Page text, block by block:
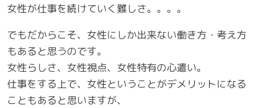
女性が仕事を続けていく難しさ。。。。
でもだからこそ、女性にしか出来ない働き方・考え方
もあると思うのです。
女性らしさ、女性視点、女性特有の心遣い。
仕事をする上で、女性ということがデメリットになる
こともあると思いますが、